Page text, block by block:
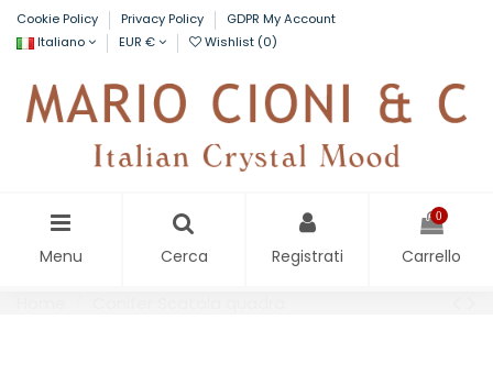
Cookie Policy Privacy Policy
GDPR My Account
Italiano
EUR € Wishlist (0)
Menu Cerca Registrati
0
Carrello